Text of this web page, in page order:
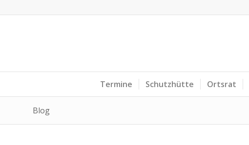
Termine Schutzhütte Ortsrat
Blog